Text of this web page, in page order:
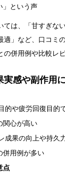
」という声
ては、「甘すぎな
適」など、口コミ
の併用例や比較レ
実感や副作用
的や疲労回復目的
関心が高い
成果の向上や持久
併用例が多い
点